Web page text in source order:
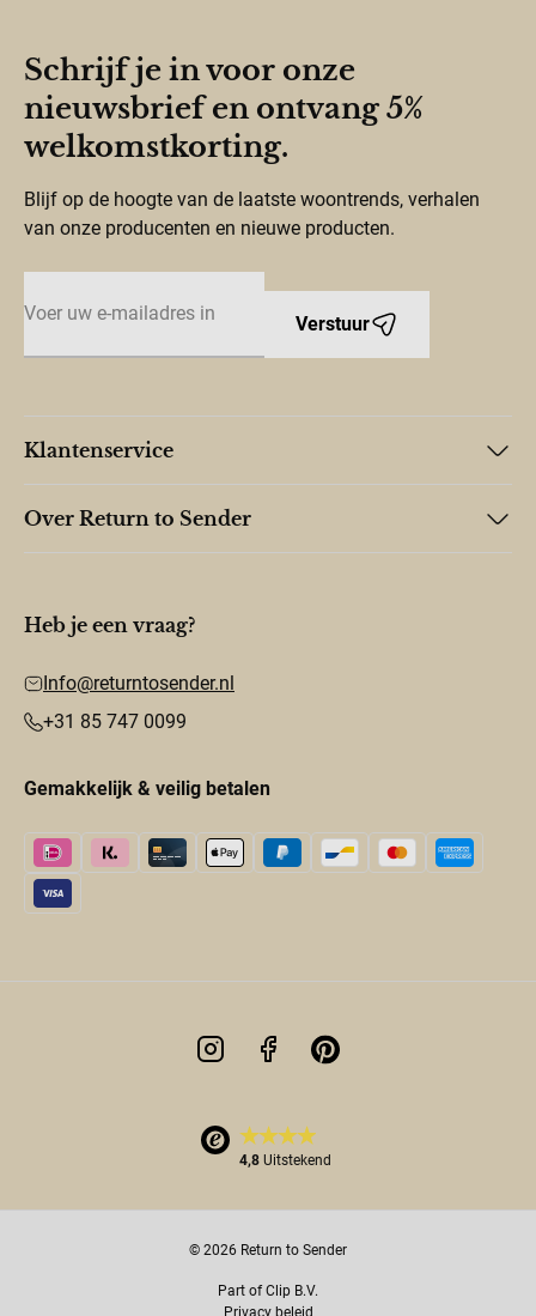
Schrijf je in voor onze
nieuwsbrief en ontvang 5%
welkomstkorting.
Blijf op de hoogte van de laatste woontrends, verhalen
van onze producenten en nieuwe producten.
Verstuur
Klantenservice
Over Return to Sender
Heb je een vraag?
Info@returntosender.nl
+31 85 747 0099
Gemakkelijk & veilig betalen
4,8 Uitstekend
© 2026 Return to Sender
Part of Clip B.V.
Privacy beleid